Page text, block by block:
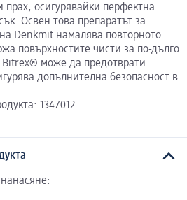
осигурявайки перфектна
Освен това препаратът за
Denkmit намалява повторното
повърхностите чисти за по-дълго
Bitrex® може да предотврати
допълнителна безопасност в
1347012